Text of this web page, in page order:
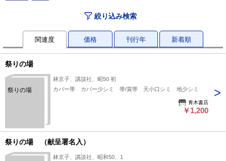
絞り込み検索
関連度 価格 刊行年 新着順
祭りの場
祭りの場
林京子、講談社、昭50 初
カバー帯 カバー少シミ 帯/賞帯 天小口シミ 地少シミ
青木書店
￥1,200
祭りの場 （献呈署名入）
林京子、講談社、昭和50、1